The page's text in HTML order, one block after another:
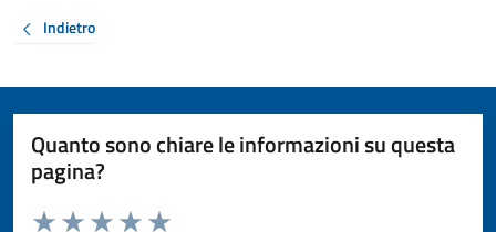
Indietro
Quanto sono chiare le informazioni su questa
pagina?
Valuta da 1 a 5 stelle la pagina